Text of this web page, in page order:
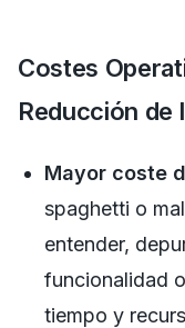
Costes
Reducción de
Mayor coste
spaghetti o
entender,
funcionalidad
tiempo y